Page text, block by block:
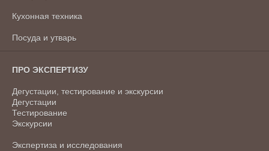
Кухонная техника
Посуда и утварь
ПРО ЭКСПЕРТИЗУ
Дегустации, тестирование и экскурсии
Дегустации
Тестирование
Экскурсии
Экспертиза и исследования